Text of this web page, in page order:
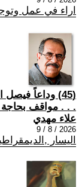
اراء في عمل
(45) وداعاً
. . . مواقف
علاء مهدي
2026 / 8 / 9
اليسار